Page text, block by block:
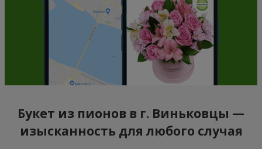
Букет из пионов в г. Виньковцы —
изысканность для любого случая